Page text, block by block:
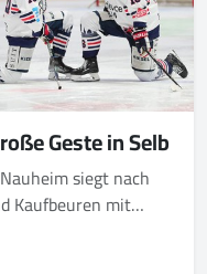
Geste in Selb
siegt nach
Kaufbeuren mit